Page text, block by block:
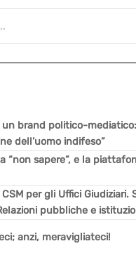
un brand politico-
dell’uomo indifeso”
“non sapere”, e la
per gli Uffici Giudiziari.
pubbliche e
anzi, meravigliateci!